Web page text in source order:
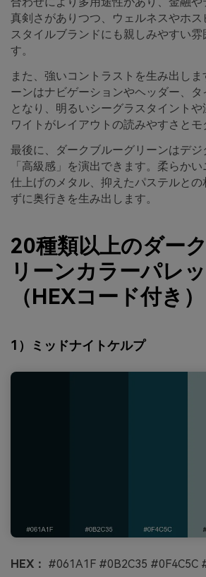
真剣さがありつつ、ウェルネスやホ
スタイルブランドにも親しみやすい雰
す。
また、強いコントラストを生み出しま
ーンはナビゲーションやヘッダー、
となり、明るいシーグラスタイント
ワイトがレイアウトの読みやすさとモ
最後に、ダークブルーグリーンはデジ
「高級感」を演出できます。柔らか
仕上げのメタル、抑えたパステルと
ずに奥行きを生み出します。
20種類以上のダー
リーンカラーパレ
（HEXコード付き）
1）ミッドナイトケルプ
HEX： #061A1F #0B2C35 #0F4C5C